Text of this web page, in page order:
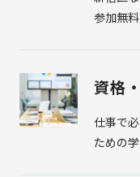
参加無
資格
仕事で
ための